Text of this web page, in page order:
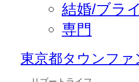
結婚/ブラ
専門
東京都タウンファ